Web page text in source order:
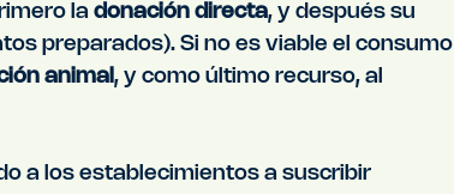
la donación directa, y después su
preparados). Si no es viable el consumo
animal , y como último recurso, al
a los establecimientos a suscribir